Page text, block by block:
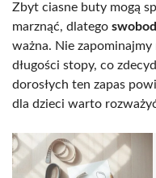
Zbyt ciasne buty mogą
marznąć, dlatego
ważna. Nie
długości stopy, co
dorosłych ten zapas
dla dzieci warto